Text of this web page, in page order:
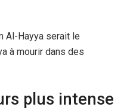
Al-Hayya serait le
à mourir dans des
plus intense